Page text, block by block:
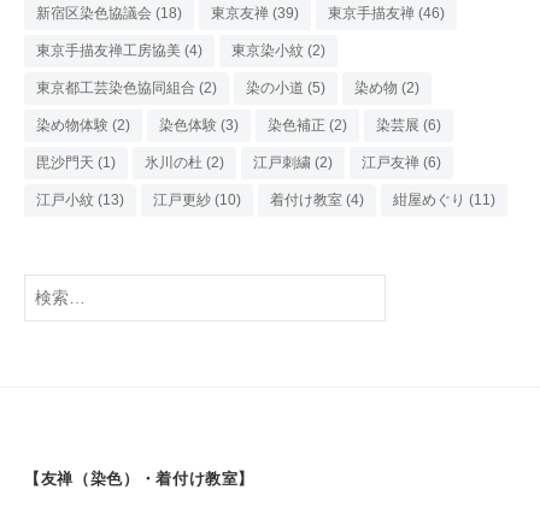
新宿区染色協議会 (18) 東京友禅 (39) 東京手描友禅 (46)
東京手描友禅工房協美 (4) 東京染小紋 (2)
東京都工芸染色協同組合 (2) 染の小道 (5) 染め物 (2)
染め物体験 (2) 染色体験 (3) 染色補正 (2) 染芸展 (6)
毘沙門天 (1) 氷川の杜 (2) 江戸刺繍 (2) 江戸友禅 (6)
江戸小紋 (13) 江戸更紗 (10) 着付け教室 (4) 紺屋めぐり (11)
検
【友禅（染色）・着付け教室】